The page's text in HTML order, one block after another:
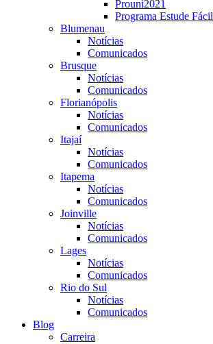
Prouni2021
Programa Estude Fácil
Blumenau
Notícias
Comunicados
Brusque
Notícias
Comunicados
Florianópolis
Notícias
Comunicados
Itajaí
Notícias
Comunicados
Itapema
Notícias
Comunicados
Joinville
Notícias
Comunicados
Lages
Notícias
Comunicados
Rio do Sul
Notícias
Comunicados
Blog
Carreira